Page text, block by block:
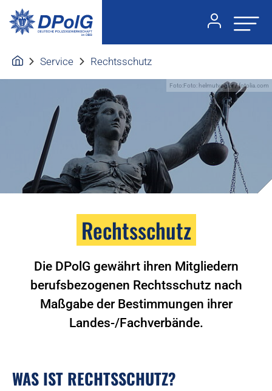
Service Rechtsschutz
Foto:Foto: helmutvogler / fotolia.com
Rechtsschutz
Die DPolG gewährt ihren Mitgliedern
berufsbezogenen Rechtsschutz nach
Maßgabe der Bestimmungen ihrer
Landes-/Fachverbände.
WAS IST RECHTSSCHUTZ?